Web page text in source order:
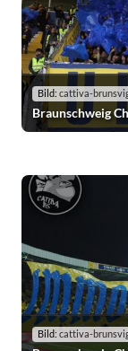
Bild: cattiva-
Braunschweig
Bild: cattiva-